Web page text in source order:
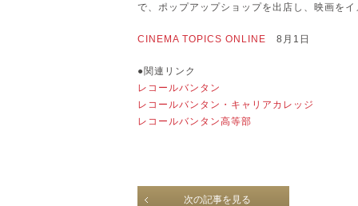
で、ポップアップショップを出店し、映画を
CINEMA TOPICS ONLINE 8月1日
●関連リンク
レコールバンタン
レコールバンタン・キャリアカレッジ
レコールバンタン高等部
次の記事を見る